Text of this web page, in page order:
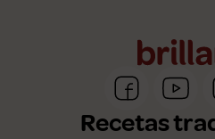
Recetas